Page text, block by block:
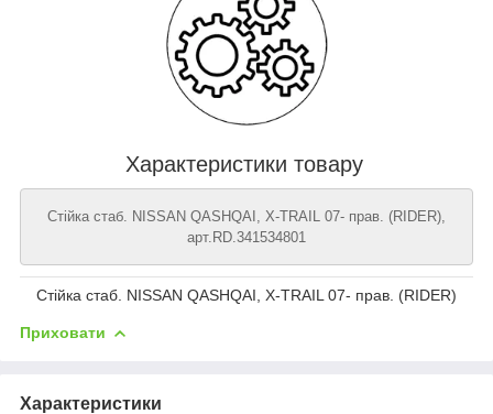
Характеристики товару
Стійка стаб. NISSAN QASHQAI, X-TRAIL 07- прав. (RIDER),
арт.RD.341534801
Стійка стаб. NISSAN QASHQAI, X-TRAIL 07- прав. (RIDER)
Приховати
Характеристики